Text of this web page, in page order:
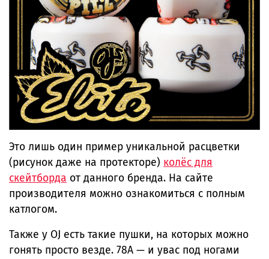
Это лишь один пример уникальной расцветки
(рисунок даже на протекторе) колёс для
скейтборда от данного бренда. На сайте
производителя можно ознакомиться с полным
катлогом.
Также у OJ есть такие пушки, на которых можно
гонять просто везде. 78А — и увас под ногами